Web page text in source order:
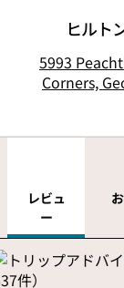
ヒルト
5993
Corners,
レビュ
ー